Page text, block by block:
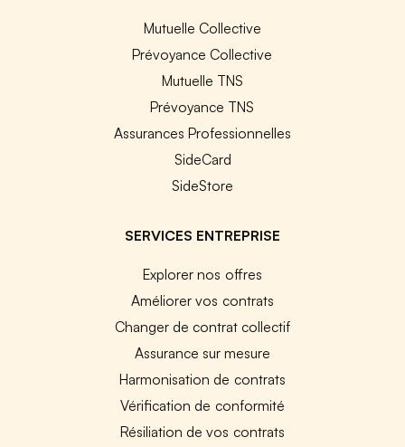
Mutuelle Collective
Prévoyance Collective
Mutuelle TNS
Prévoyance TNS
Assurances Professionnelles
SideCard
SideStore
SERVICES ENTREPRISE
Explorer nos offres
Améliorer vos contrats
Changer de contrat collectif
Assurance sur mesure
Harmonisation de contrats
Vérification de conformité
Résiliation de vos contrats